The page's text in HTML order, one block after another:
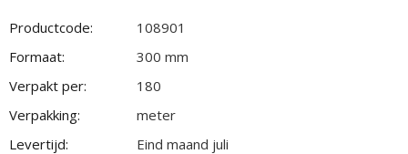
Productcode:
108901
Formaat:
300 mm
Verpakt per:
180
Verpakking:
meter
Levertijd:
Eind maand juli